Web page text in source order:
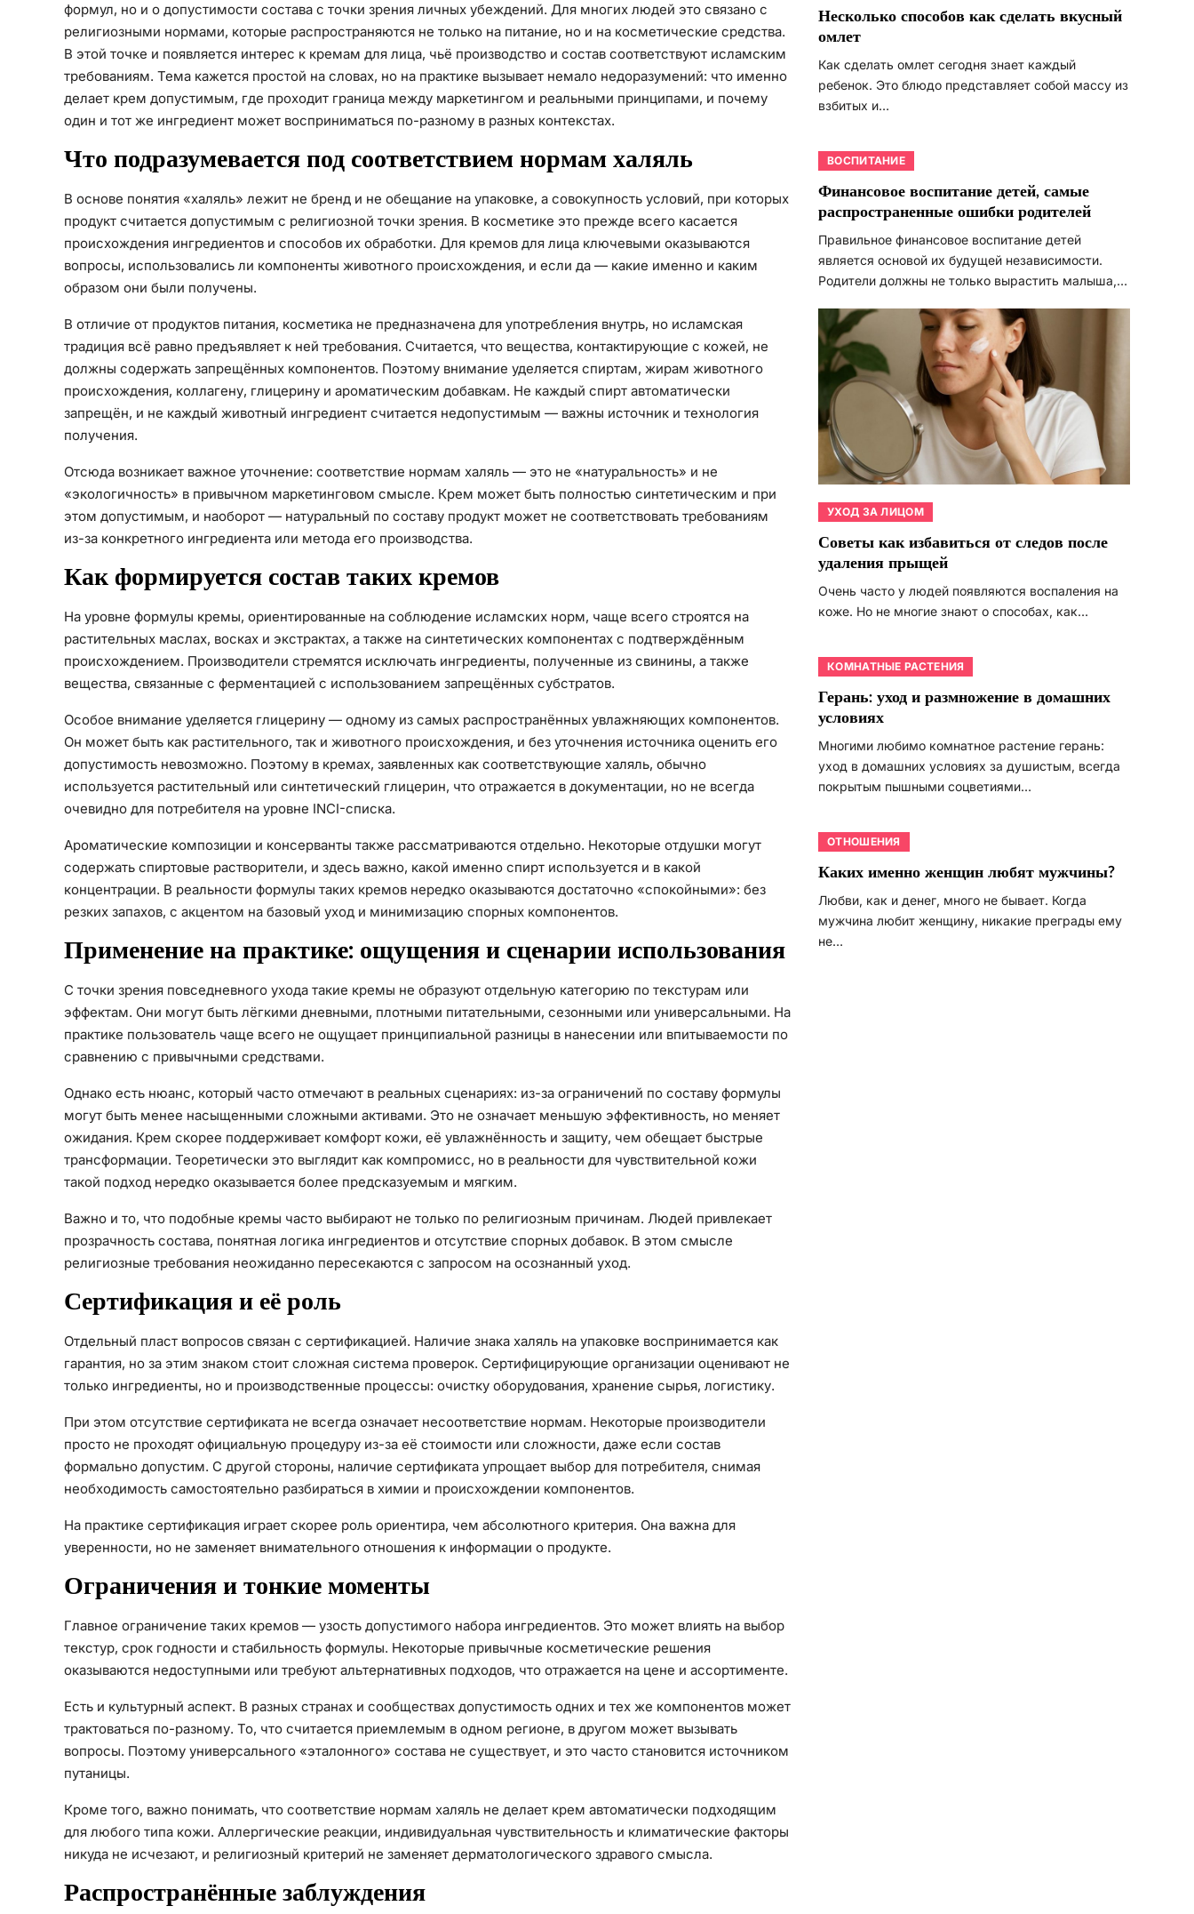
формул, но и о допустимости состава с точки зрения личных убеждений. Для многих людей это связано с
религиозными нормами, которые распространяются не только на питание, но и на косметические средства.
В этой точке и появляется интерес к кремам для лица, чьё производство и состав соответствуют исламским
требованиям. Тема кажется простой на словах, но на практике вызывает немало недоразумений: что именно
делает крем допустимым, где проходит граница между маркетингом и реальными принципами, и почему
один и тот же ингредиент может восприниматься по-разному в разных контекстах.
Что подразумевается под соответствием нормам халяль
В основе понятия «халяль» лежит не бренд и не обещание на упаковке, а совокупность условий, при которых
продукт считается допустимым с религиозной точки зрения. В косметике это прежде всего касается
происхождения ингредиентов и способов их обработки. Для кремов для лица ключевыми оказываются
вопросы, использовались ли компоненты животного происхождения, и если да — какие именно и каким
образом они были получены.
В отличие от продуктов питания, косметика не предназначена для употребления внутрь, но исламская
традиция всё равно предъявляет к ней требования. Считается, что вещества, контактирующие с кожей, не
должны содержать запрещённых компонентов. Поэтому внимание уделяется спиртам, жирам животного
происхождения, коллагену, глицерину и ароматическим добавкам. Не каждый спирт автоматически
запрещён, и не каждый животный ингредиент считается недопустимым — важны источник и технология
получения.
Отсюда возникает важное уточнение: соответствие нормам халяль — это не «натуральность» и не
«экологичность» в привычном маркетинговом смысле. Крем может быть полностью синтетическим и при
этом допустимым, и наоборот — натуральный по составу продукт может не соответствовать требованиям
из-за конкретного ингредиента или метода его производства.
Как формируется состав таких кремов
На уровне формулы кремы, ориентированные на соблюдение исламских норм, чаще всего строятся на
растительных маслах, восках и экстрактах, а также на синтетических компонентах с подтверждённым
происхождением. Производители стремятся исключать ингредиенты, полученные из свинины, а также
вещества, связанные с ферментацией с использованием запрещённых субстратов.
Особое внимание уделяется глицерину — одному из самых распространённых увлажняющих компонентов.
Он может быть как растительного, так и животного происхождения, и без уточнения источника оценить его
допустимость невозможно. Поэтому в кремах, заявленных как соответствующие халяль, обычно
используется растительный или синтетический глицерин, что отражается в документации, но не всегда
очевидно для потребителя на уровне INCI-списка.
Ароматические композиции и консерванты также рассматриваются отдельно. Некоторые отдушки могут
содержать спиртовые растворители, и здесь важно, какой именно спирт используется и в какой
концентрации. В реальности формулы таких кремов нередко оказываются достаточно «спокойными»: без
резких запахов, с акцентом на базовый уход и минимизацию спорных компонентов.
Применение на практике: ощущения и сценарии использования
С точки зрения повседневного ухода такие кремы не образуют отдельную категорию по текстурам или
эффектам. Они могут быть лёгкими дневными, плотными питательными, сезонными или универсальными. На
практике пользователь чаще всего не ощущает принципиальной разницы в нанесении или впитываемости по
сравнению с привычными средствами.
Однако есть нюанс, который часто отмечают в реальных сценариях: из-за ограничений по составу формулы
могут быть менее насыщенными сложными активами. Это не означает меньшую эффективность, но меняет
ожидания. Крем скорее поддерживает комфорт кожи, её увлажнённость и защиту, чем обещает быстрые
трансформации. Теоретически это выглядит как компромисс, но в реальности для чувствительной кожи
такой подход нередко оказывается более предсказуемым и мягким.
Важно и то, что подобные кремы часто выбирают не только по религиозным причинам. Людей привлекает
прозрачность состава, понятная логика ингредиентов и отсутствие спорных добавок. В этом смысле
религиозные требования неожиданно пересекаются с запросом на осознанный уход.
Сертификация и её роль
Отдельный пласт вопросов связан с сертификацией. Наличие знака халяль на упаковке воспринимается как
гарантия, но за этим знаком стоит сложная система проверок. Сертифицирующие организации оценивают не
только ингредиенты, но и производственные процессы: очистку оборудования, хранение сырья, логистику.
При этом отсутствие сертификата не всегда означает несоответствие нормам. Некоторые производители
просто не проходят официальную процедуру из-за её стоимости или сложности, даже если состав
формально допустим. С другой стороны, наличие сертификата упрощает выбор для потребителя, снимая
необходимость самостоятельно разбираться в химии и происхождении компонентов.
На практике сертификация играет скорее роль ориентира, чем абсолютного критерия. Она важна для
уверенности, но не заменяет внимательного отношения к информации о продукте.
Ограничения и тонкие моменты
Главное ограничение таких кремов — узость допустимого набора ингредиентов. Это может влиять на выбор
текстур, срок годности и стабильность формулы. Некоторые привычные косметические решения
оказываются недоступными или требуют альтернативных подходов, что отражается на цене и ассортименте.
Есть и культурный аспект. В разных странах и сообществах допустимость одних и тех же компонентов может
трактоваться по-разному. То, что считается приемлемым в одном регионе, в другом может вызывать
вопросы. Поэтому универсального «эталонного» состава не существует, и это часто становится источником
путаницы.
Кроме того, важно понимать, что соответствие нормам халяль не делает крем автоматически подходящим
для любого типа кожи. Аллергические реакции, индивидуальная чувствительность и климатические факторы
никуда не исчезают, и религиозный критерий не заменяет дерматологического здравого смысла.
Распространённые заблуждения
Несколько способов как сделать вкусный
омлет
Как сделать омлет сегодня знает каждый
ребенок. Это блюдо представляет собой массу из
взбитых и…
ВОСПИТАНИЕ
Финансовое воспитание детей, самые
распространенные ошибки родителей
Правильное финансовое воспитание детей
является основой их будущей независимости.
Родители должны не только вырастить малыша,…
УХОД ЗА ЛИЦОМ
Советы как избавиться от следов после
удаления прыщей
Очень часто у людей появляются воспаления на
коже. Но не многие знают о способах, как…
КОМНАТНЫЕ РАСТЕНИЯ
Герань: уход и размножение в домашних
условиях
Многими любимо комнатное растение герань:
уход в домашних условиях за душистым, всегда
покрытым пышными соцветиями…
ОТНОШЕНИЯ
Каких именно женщин любят мужчины?
Любви, как и денег, много не бывает. Когда
мужчина любит женщину, никакие преграды ему
не…